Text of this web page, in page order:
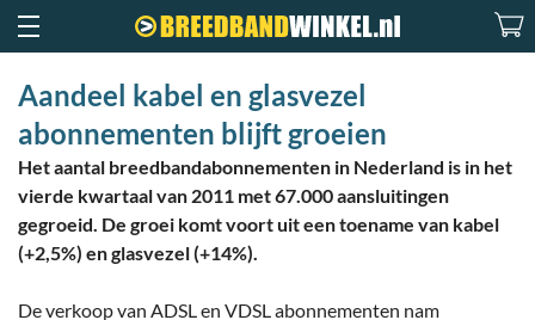
Aandeel kabel en glasvezel
abonnementen blijft groeien
Het aantal breedbandabonnementen in Nederland is in het
vierde kwartaal van 2011 met 67.000 aansluitingen
gegroeid. De groei komt voort uit een toename van kabel
(+2,5%) en glasvezel (+14%).
De verkoop van ADSL en VDSL abonnementen nam